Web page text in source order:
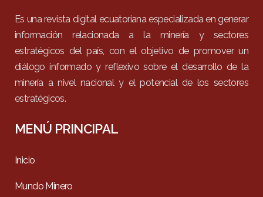
Es una revista digital ecuatoriana especializada en generar
información relacionada a la minería y sectores
estratégicos del país, con el objetivo de promover un
diálogo informado y reflexivo sobre el desarrollo de la
minería a nivel nacional y el potencial de los sectores
estratégicos.
MENÚ PRINCIPAL
Inicio
Mundo Minero